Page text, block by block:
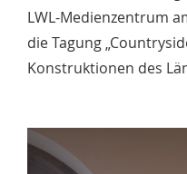
LWL-Medienzentrum
die Tagung
Konstruktionen des